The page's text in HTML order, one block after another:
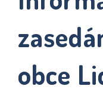
obce